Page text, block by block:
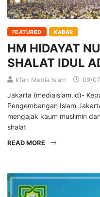
FEATURED KABAR
HM HIDAYAT
SHALAT IDUL
Irfan Media Islam 09/
Jakarta (mediaislam.id)-
Pengembangan Islam
mengajak kaum muslimin
shalat
READ MORE